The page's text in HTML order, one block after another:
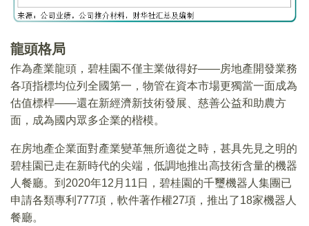
龍頭格局
作為產業龍頭，碧桂園不僅主業做得好——房地產開發業務
各項指標均位列全國第一，物管在資本市場更獨當一面成為
估值標桿——還在新經濟新技術發展、慈善公益和助農方
面，成為國内眾多企業的楷模。
在房地產企業面對產業變革無所適從之時，甚具先見之明的
碧桂園已走在新時代的尖端，低調地推出高技術含量的機器
人餐廳。到2020年12月11日，碧桂園的千璽機器人集團已
申請各類專利777項，軟件著作權27項，推出了18家機器人
餐廳。